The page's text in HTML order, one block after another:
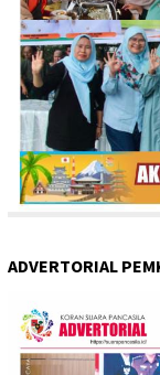
ADVERTORIAL